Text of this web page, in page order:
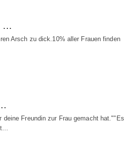
…
Arsch zu dick.10% aller Frauen finden
deine Freundin zur Frau gemacht hat.""Es